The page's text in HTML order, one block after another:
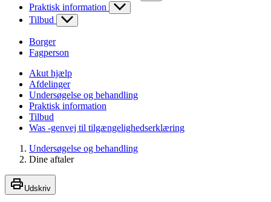
Praktisk information
Tilbud
Borger
Fagperson
Akut hjælp
Afdelinger
Undersøgelse og behandling
Praktisk information
Tilbud
Was -genvej til tilgængelighedserklæring
Undersøgelse og behandling
Dine aftaler
Udskriv